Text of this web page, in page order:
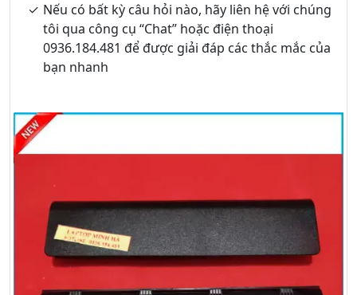
Nếu có bất kỳ câu hỏi nào, hãy liên hệ với chúng
tôi qua công cụ “Chat” hoặc điện thoại
0936.184.481 để được giải đáp các thắc mắc của
bạn nhanh